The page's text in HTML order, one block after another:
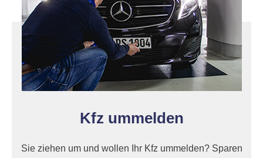
Kfz ummelden
Sie ziehen um und wollen Ihr Kfz ummelden? Sparen